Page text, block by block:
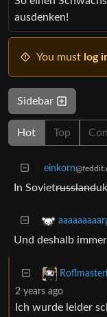
ausdenken!
You must log
Sidebar
Hot Top
einkorn
In Sovietrussland
Und deshalb
2 years ago
Ich wurde leider